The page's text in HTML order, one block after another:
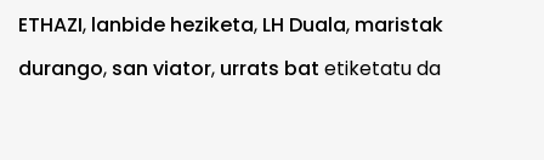
ETHAZI, lanbide heziketa, LH Duala, maristak
durango, san viator, urrats bat etiketatu da